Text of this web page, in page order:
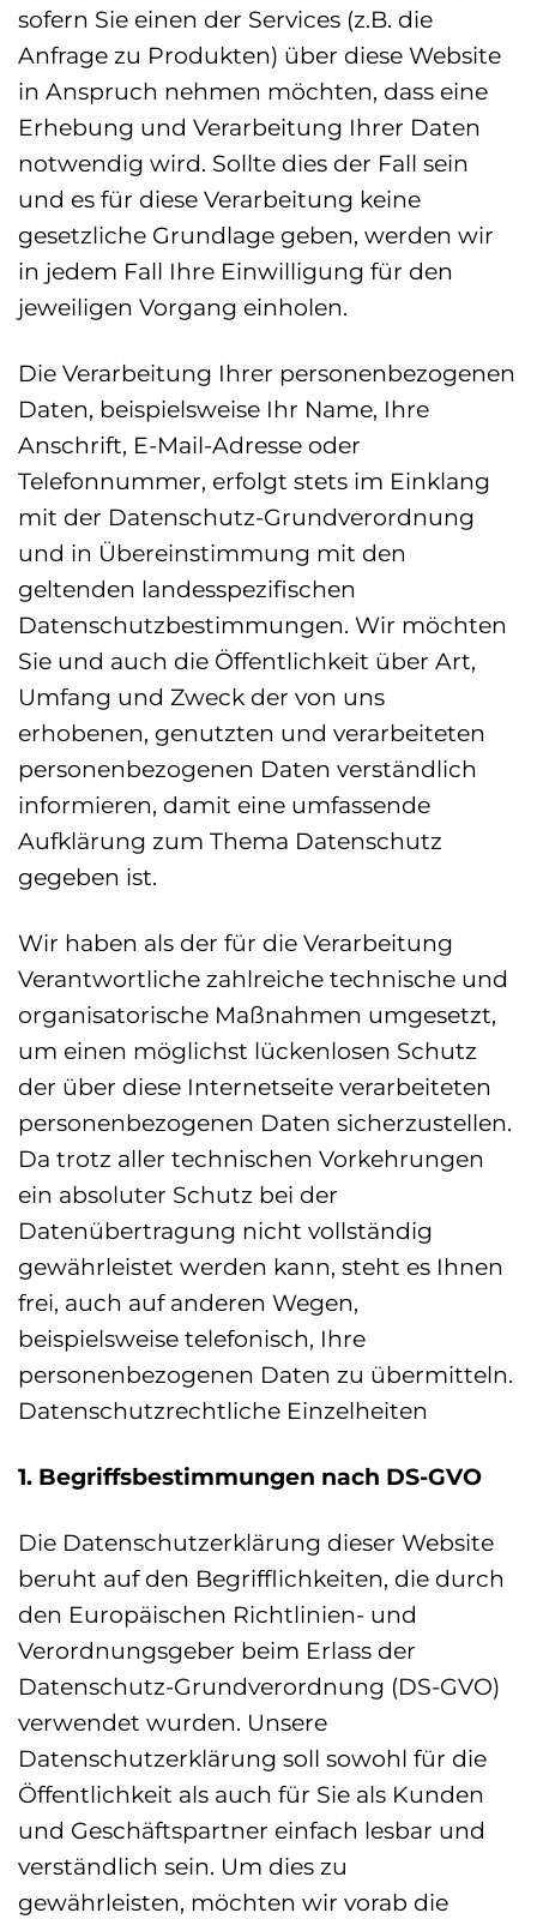
sofern Sie einen der Services (z.B. die
Anfrage zu Produkten) über diese Website
in Anspruch nehmen möchten, dass eine
Erhebung und Verarbeitung Ihrer Daten
notwendig wird. Sollte dies der Fall sein
und es für diese Verarbeitung keine
gesetzliche Grundlage geben, werden wir
in jedem Fall Ihre Einwilligung für den
jeweiligen Vorgang einholen.
Die Verarbeitung Ihrer personenbezogenen
Daten, beispielsweise Ihr Name, Ihre
Anschrift, E-Mail-Adresse oder
Telefonnummer, erfolgt stets im Einklang
mit der Datenschutz-Grundverordnung
und in Übereinstimmung mit den
geltenden landesspezifischen
Datenschutzbestimmungen. Wir möchten
Sie und auch die Öffentlichkeit über Art,
Umfang und Zweck der von uns
erhobenen, genutzten und verarbeiteten
personenbezogenen Daten verständlich
informieren, damit eine umfassende
Aufklärung zum Thema Datenschutz
gegeben ist.
Wir haben als der für die Verarbeitung
Verantwortliche zahlreiche technische und
organisatorische Maßnahmen umgesetzt,
um einen möglichst lückenlosen Schutz
der über diese Internetseite verarbeiteten
personenbezogenen Daten sicherzustellen.
Da trotz aller technischen Vorkehrungen
ein absoluter Schutz bei der
Datenübertragung nicht vollständig
gewährleistet werden kann, steht es Ihnen
frei, auch auf anderen Wegen,
beispielsweise telefonisch, Ihre
personenbezogenen Daten zu übermitteln.
Datenschutzrechtliche Einzelheiten
1. Begriffsbestimmungen nach DS-GVO
Die Datenschutzerklärung dieser Website
beruht auf den Begrifflichkeiten, die durch
den Europäischen Richtlinien- und
Verordnungsgeber beim Erlass der
Datenschutz-Grundverordnung (DS-GVO)
verwendet wurden. Unsere
Datenschutzerklärung soll sowohl für die
Öffentlichkeit als auch für Sie als Kunden
und Geschäftspartner einfach lesbar und
verständlich sein. Um dies zu
gewährleisten, möchten wir vorab die